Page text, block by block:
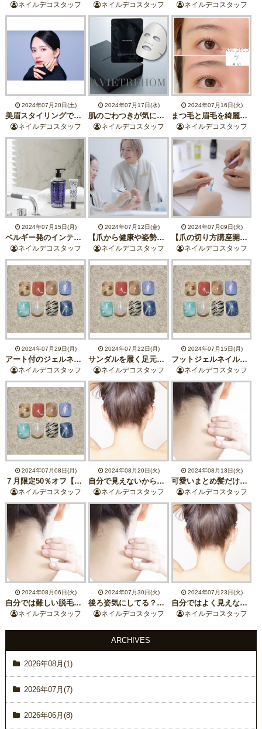
ネイルデコスタッフ ネイルデコスタッフ ネイルデコスタッフ
2024年07月20日(土)
美眉スタイリングでイメージチェンジ☆メイクも楽々
ネイルデコスタッフ
2024年07月17日(水)
肌のごわつきが気になる方に！アヴィパック＋全顔ワックスのスペシャルケア
ネイルデコスタッフ
2024年07月16日(火)
まつ毛と眉毛を綺麗に☆セットメニューがお得！
ネイルデコスタッフ
2024年07月15日(月)
ベルギー発のインテリアフレグランスブランド「Baobab COLLECTION」7/16販売開始
ネイルデコスタッフ
2024年07月12日(金)
【爪から健康や姿勢を考える】正しい爪切りの切り方講座
ネイルデコスタッフ
2024年07月09日(火)
【爪の切り方講座開講】正しく爪切れていますか？自分と家の健康のために♪
ネイルデコスタッフ
2024年07月29日(月)
アート付のジェルネイルが今だけ￥4500【フットジェルネイル】色変更可能！
ネイルデコスタッフ
2024年07月22日(月)
サンダルを履く足元もかわいく♪７月限定フットジェル50％オフ！誰でも￥4500
ネイルデコスタッフ
2024年07月15日(月)
フットジェルネイルが７月限定50％オフ！今だけ￥4500【選べるアート２本付き】
ネイルデコスタッフ
2024年07月08日(月)
７月限定50％オフ【フットジェルネイル＋親指アート２本付き】今だけ誰でも￥4500
ネイルデコスタッフ
2024年08月20日(火)
自分で見えないからこそプロにお任せ！光とワックスのダブル脱毛で即効毛穴レスつや肌に♪
ネイルデコスタッフ
2024年08月13日(火)
可愛いまとめ髪だけど、もしかしてえりあしモジャモジャ…？！【えりあし脱毛】さらに垢抜け！
ネイルデコスタッフ
2024年08月06日(火)
自分では難しい脱毛箇所【うなじ脱毛】ダブル脱毛で毛穴レス即効きれいが手に入る♪
ネイルデコスタッフ
2024年07月30日(火)
後ろ姿気にしてる？まとめ髪や浴衣姿がワンランクUP♪うなじ脱毛
ネイルデコスタッフ
2024年07月23日(火)
自分ではよく見えないけど実はみんな結構生えてます！えりあし脱毛で後ろ姿美人♪
ネイルデコスタッフ
ARCHIVES
2026年08月(1)
2026年07月(7)
2026年06月(8)